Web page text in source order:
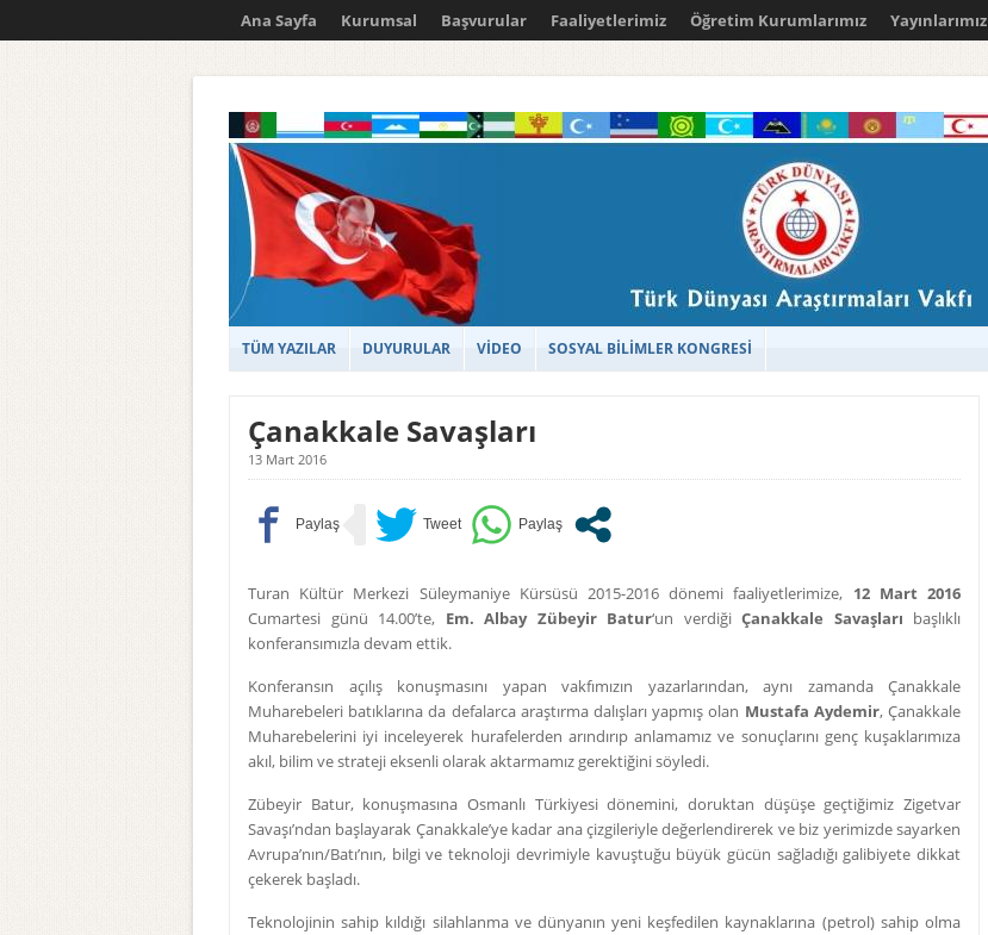
Ana Sayfa Kurumsal Başvurular Faaliyetlerimiz Öğretim Kurumlarımız Yayınlarımız
TÜM YAZILAR DUYURULAR VİDEO SOSYAL BİLİMLER KONGRESİ
Çanakkale Savaşları
13 Mart 2016
Turan Kültür Merkezi Süleymaniye Kürsüsü 2015-2016 dönemi faaliyetlerimize, 12 Mart 2016
Cumartesi günü 14.00’te, Em. Albay Zübeyir Batur‘un verdiği Çanakkale Savaşları başlıklı
konferansımızla devam ettik.
Konferansın açılış konuşmasını yapan vakfımızın yazarlarından, aynı zamanda Çanakkale
Muharebeleri batıklarına da defalarca araştırma dalışları yapmış olan Mustafa Aydemir, Çanakkale
Muharebelerini iyi inceleyerek hurafelerden arındırıp anlamamız ve sonuçlarını genç kuşaklarımıza
akıl, bilim ve strateji eksenli olarak aktarmamız gerektiğini söyledi.
Zübeyir Batur, konuşmasına Osmanlı Türkiyesi dönemini, doruktan düşüşe geçtiğimiz Zigetvar
Savaşı’ndan başlayarak Çanakkale’ye kadar ana çizgileriyle değerlendirerek ve biz yerimizde sayarken
Avrupa’nın/Batı’nın, bilgi ve teknoloji devrimiyle kavuştuğu büyük gücün sağladığı galibiyete dikkat
çekerek başladı.
Teknolojinin sahip kıldığı silahlanma ve dünyanın yeni keşfedilen kaynaklarına (petrol) sahip olma